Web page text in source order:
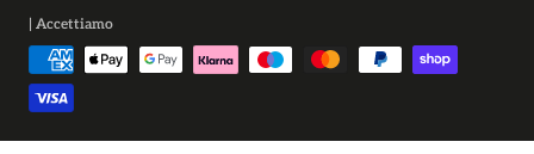
| Accettiamo